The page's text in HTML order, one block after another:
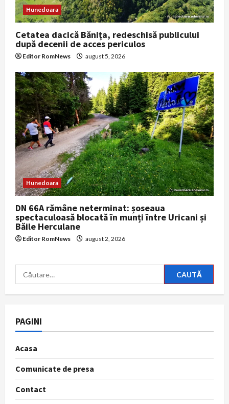
Hunedoara
Cetatea dacică Bănița, redeschisă publicului
după decenii de acces periculos
Editor RomNews august 5, 2026
Hunedoara
DN 66A rămâne neterminat: șoseaua
spectaculoasă blocată în munți între Uricani și
Băile Herculane
Editor RomNews august 2, 2026
Caută
după:
PAGINI
Acasa
Comunicate de presa
Contact